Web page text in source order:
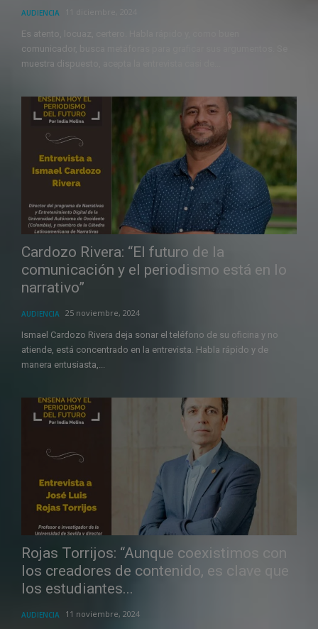
AUDIENCIA
Es atento, locuaz, certero. Habla rápido y, como buen
comunicador, busca metáforas para graficar sus argumentos. Se
muestra dispuesto, acepta la entrevista casi de...
Cardozo Rivera: “El futuro de la
comunicación y el periodismo está en lo
narrativo”
AUDIENCIA 25 noviembre, 2024
Ismael Cardozo Rivera deja sonar el teléfono de su oficina y no
atiende, está concentrado en la entrevista. Habla rápido y de
manera entusiasta,...
Rojas Torrijos: “Aunque coexistimos con
los creadores de contenido, es clave que
los estudiantes...
AUDIENCIA 11 noviembre, 2024